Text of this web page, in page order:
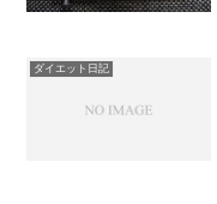
ダイエット日記